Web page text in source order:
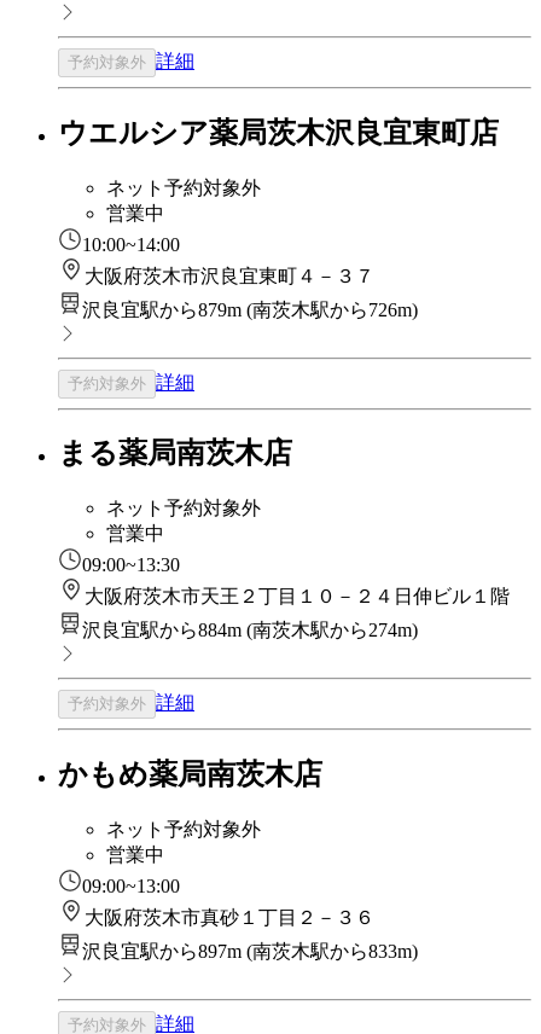
予約対象外 詳細
ウエルシア薬局茨木沢良宜東町店
ネット予約対象外
営業中
10:00~14:00
大阪府茨木市沢良宜東町４－３７
沢良宜駅から879m (南茨木駅から726m)
予約対象外 詳細
まる薬局南茨木店
ネット予約対象外
営業中
09:00~13:30
大阪府茨木市天王２丁目１０－２４日伸ビル１階
沢良宜駅から884m (南茨木駅から274m)
予約対象外 詳細
かもめ薬局南茨木店
ネット予約対象外
営業中
09:00~13:00
大阪府茨木市真砂１丁目２－３６
沢良宜駅から897m (南茨木駅から833m)
予約対象外 詳細